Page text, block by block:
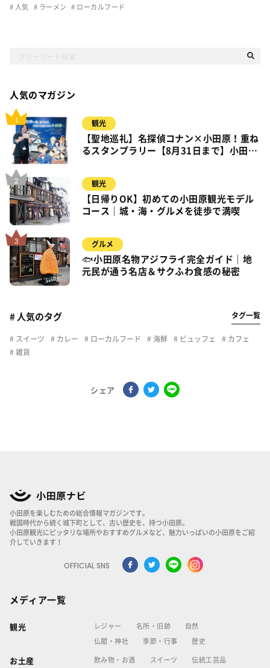
人気 ラーメン ローカルフード
人気のマガジン
観光
【聖地巡礼】名探偵コナン×小田原！重ね
るスタンプラリー【8月31日まで】小田
観光
【日帰りOK】初めての小田原観光モデル
コース｜城・海・グルメを徒歩で満喫
グルメ
🐟小田原名物アジフライ完全ガイド｜地
元民が通う名店＆サクふわ食感の秘密
# 人気のタグ タグ一覧
スイーツ カレー ローカルフード 海鮮 ビュッフェ
カフェ
雑貨
シェア
小田原を楽しむための総合情報マガジンです。
戦国時代から続く城下町として、古い歴史を、持つ小田原。
小田原観光にピッタリな場所やおすすめグルメなど、魅力いっぱいの小田原をご紹
介していきます！
OFFICIAL SNS
メディア一覧
観光 レジャー 名所・旧跡 自然
仏閣・神社 季節・行事 歴史
お土産 飲み物・お酒 スイーツ 伝統工芸品